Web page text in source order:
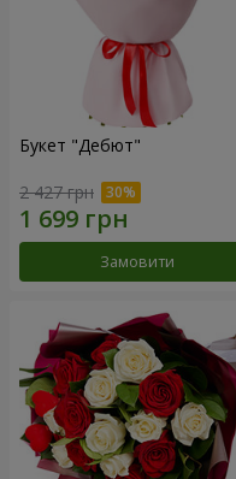
Букет "Дебют"
2 427 грн
Замовити